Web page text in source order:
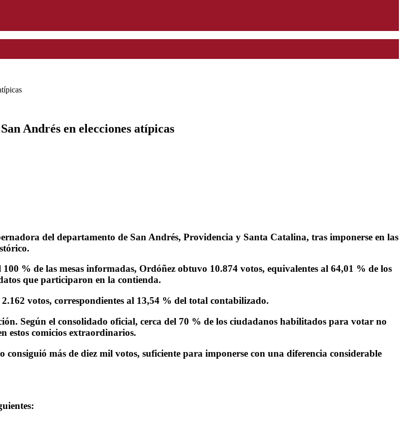
Andrés en elecciones atípicas
del departamento de San Andrés, Providencia y Santa Catalina, tras imponerse en las
% de las mesas informadas, Ordóñez obtuvo 10.874 votos, equivalentes al 64,01 % de los
que participaron en la contienda.
votos, correspondientes al 13,54 % del total contabilizado.
. Según el consolidado oficial, cerca del 70 % de los ciudadanos habilitados para votar no
estos comicios extraordinarios.
más de diez mil votos, suficiente para imponerse con una diferencia considerable